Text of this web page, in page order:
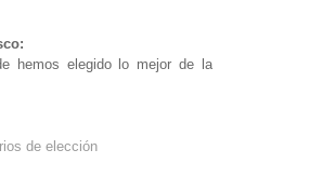
hemos elegido lo mejor de la
de elección